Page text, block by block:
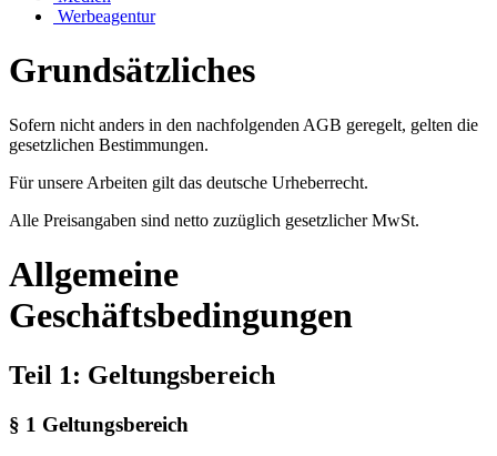
Werbeagentur
Grundsätzliches
Sofern nicht anders in den nachfolgenden AGB geregelt, gelten die
gesetzlichen Bestimmungen.
Für unsere Arbeiten gilt das deutsche Urheberrecht.
Alle Preisangaben sind netto zuzüglich gesetzlicher MwSt.
Allgemeine
Geschäftsbedingungen
Teil 1: Geltungsbereich
§ 1 Geltungsbereich